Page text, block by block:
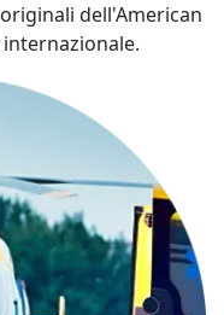
dell'American